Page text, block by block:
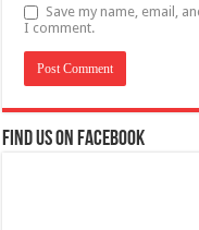
Save my name, email,
I comment.
Find us on Facebook